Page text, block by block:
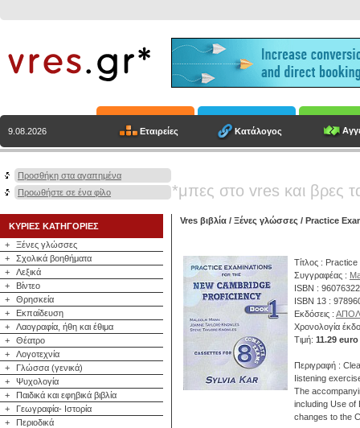
9.08.2026 Εταιρείες Κατάλογος
Προσθήκη στα αγαπημένα
Προωθήστε σε ένα φίλο
*μπες στο vres και βρες
ΚΥΡΙΕΣ ΚΑΤΗΓΟΡΙΕΣ
+
Ξένες γλώσσες
+
Σχολικά βοηθήματα
+
Λεξικά
+
Βίντεο
+
Θρησκεία
+
Εκπαίδευση
+
Λαογραφία, ήθη και έθιμα
+
Θέατρο
+
Λογοτεχνία
+
Γλώσσα (γενικά)
+
Ψυχολογία
+
Παιδικά και εφηβικά βιβλία
+
Γεωγραφία- Ιστορία
+
Περιοδικά
Vres βιβλία / Ξένες γλώσσες / Practice
Τίτλος :
Συγγραφέας :
ISBN :
ISBN 13 :
Εκδόσεις :
Χρονολογία
Τιμή: 11.29 euro
Περιγραφή :
Iistening
The
including Use of
changes to the